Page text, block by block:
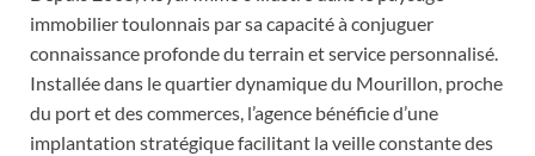
immobilier toulonnais par sa capacité à conjuguer
connaissance profonde du terrain et service personnalisé.
Installée dans le quartier dynamique du Mourillon, proche
du port et des commerces, l’agence bénéficie d’une
implantation stratégique facilitant la veille constante des